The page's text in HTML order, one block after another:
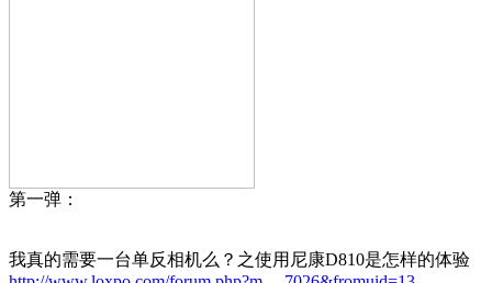
第一弹：
我真的需要一台单反相机么？之使用尼康D810是怎样的体验